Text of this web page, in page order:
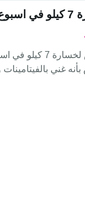
اليكم الآن رجيم البيض
غني